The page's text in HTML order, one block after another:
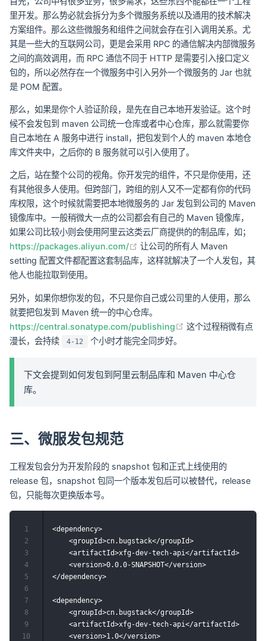
里开发。那么势必就会拆分为多个微服务系统以及通用的技术解决
方案组件。那么这些微服务和组件之间就会存在引入调用关系。尤
其是一些大的互联网公司，更是会采用 RPC 的通信解决内部微服务
之间的高效调用，而 RPC 通信不同于 HTTP 是需要引入接口定义
包的，所以必然存在一个微服务中引入另外一个微服务的 Jar 也就
是 POM 配置。
那么，如果是你个人验证阶段，是先在自己本地开发验证。这个时
候不会发包到 maven 公司统一仓库或者中心仓库，那么就需要你
自己本地在 A 服务中进行 install，把包发到个人的 maven 本地仓
库文件夹中，之后你的 B 服务就可以引入使用了。
之后，站在整个公司的视角。你开发完的组件，不只是你使用，还
有其他很多人使用。但跨部门，跨组的别人又不一定都有你的代码
库权限，这个时候就需要把本地微服务的 Jar 发包到公司的 Maven
镜像库中。一般稍微大一点的公司都会有自己的 Maven 镜像库，
如果公司比较小则会使用阿里云这类云厂商提供的的制品库，如；
https://packages.aliyun.com/
(opens new window)
让公司的所有人 Maven
setting 配置文件都配置这套制品库，这样就解决了一个人发包，其
他人也能拉取到使用。
另外，如果你想你发的包，不只是你自己或公司里的人使用，那么
就要把包发到 Maven 统一的中心仓库。
https://central.sonatype.com/publishing
(opens new
这个过程稍微有点
漫长，会持续
4-12 个小时才能完全同步好。
下文会提到如何发包到阿里云制品库和 Maven 中心仓
库。
三、微服发包规范
工程发包会分为开发阶段的 snapshot 包和正式上线使用的
release 包，snapshot 包同一个版本发包后可以被替代，release
包，只能每次更换版本号。
<dependency>
    <groupId>cn.bugstack</groupId>
    <artifactId>xfg-dev-tech-api</artifactId>
    <version>0.0.0-SNAPSHOT</version>
</dependency>
<dependency>
    <groupId>cn.bugstack</groupId>
    <artifactId>xfg-dev-tech-api</artifactId>
    <version>1.0</version>
1
2
3
4
5
6
7
8
9
10